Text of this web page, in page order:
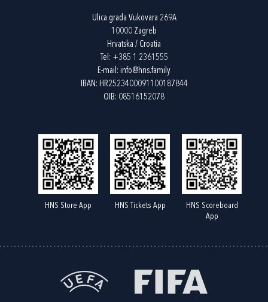
Ulica grada Vukovara 269A
10000 Zagreb
Hrvatska / Croatia
Tel: +385 1 2361555
E-mail: info@hns.family
IBAN: HR2523400091100187844
OIB: 08516152078
HNS Store App HNS Tickets App
HNS Scoreboard
App